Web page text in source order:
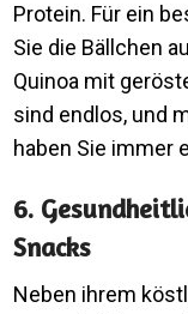
Protein. Für ein
Sie die Bällchen
Quinoa mit
sind endlos, und
haben Sie immer
6.
Snacks
Neben ihrem